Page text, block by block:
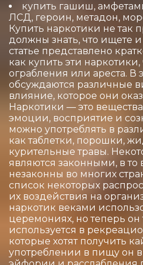
купить гашиш,
ЛСД, героин, метадон,
Купить наркотики не так
должны знать, что ищете и
статье представлено
как купить эти
ограбления или ареста. В
обсуждаются различные
влияние, которое они
Наркотики — это
эмоции, восприятие и
можно употреблять в
как таблетки, порошки,
курительные травы.
являются законными, в то
незаконны во многих
список некоторых
их воздействия на
наркотик веками
церемониях, но теперь
используется в
которые хотят получить
употреблении в пищу он